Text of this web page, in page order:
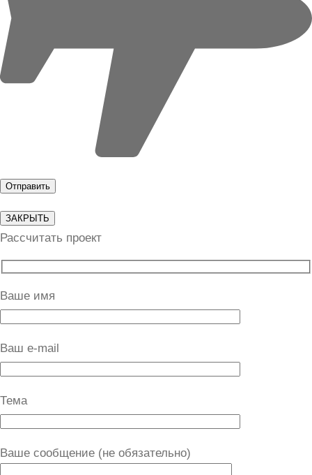
ЗАКРЫТЬ
Рассчитать проект
Ваше имя
Ваш e-mail
Тема
Ваше сообщение (не обязательно)